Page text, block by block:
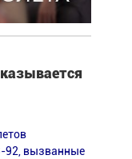
92, вызванные